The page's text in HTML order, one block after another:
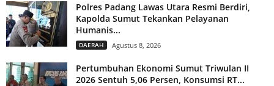
Polres Padang Lawas Utara Resmi Berdiri,
Kapolda Sumut Tekankan Pelayanan
Humanis...
DAERAH Agustus 8, 2026
Pertumbuhan Ekonomi Sumut Triwulan II
2026 Sentuh 5,06 Persen, Konsumsi RT...